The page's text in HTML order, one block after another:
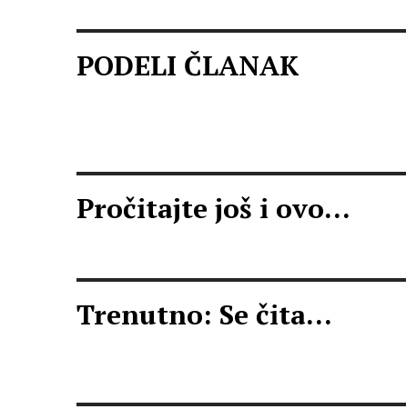
PODELI ČLANAK
Pročitajte još i ovo...
Trenutno: Se čita...